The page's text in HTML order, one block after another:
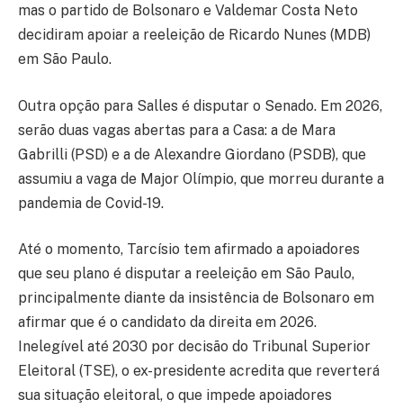
mas o partido de Bolsonaro e Valdemar Costa Neto
decidiram apoiar a reeleição de Ricardo Nunes (MDB)
em São Paulo.
Outra opção para Salles é disputar o Senado. Em 2026,
serão duas vagas abertas para a Casa: a de Mara
Gabrilli (PSD) e a de Alexandre Giordano (PSDB), que
assumiu a vaga de Major Olímpio, que morreu durante a
pandemia de Covid-19.
Até o momento, Tarcísio tem afirmado a apoiadores
que seu plano é disputar a reeleição em São Paulo,
principalmente diante da insistência de Bolsonaro em
afirmar que é o candidato da direita em 2026.
Inelegível até 2030 por decisão do Tribunal Superior
Eleitoral (TSE), o ex-presidente acredita que reverterá
sua situação eleitoral, o que impede apoiadores